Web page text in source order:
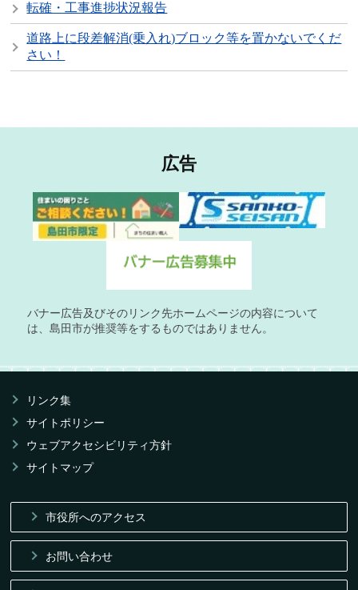
転確・工事進捗状況報告
道路上に段差解消(乗入れ)ブロック等を置かないでくだ
さい！
広告
バナー広告及びそのリンク先ホームページの内容について
は、島田市が推奨等をするものではありません。
リンク集
サイトポリシー
ウェブアクセシビリティ方針
サイトマップ
市役所へのアクセス
お問い合わせ